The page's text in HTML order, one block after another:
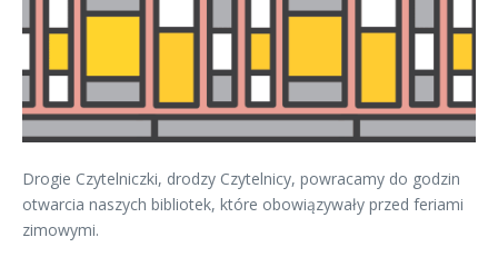
Drogie Czytelniczki, drodzy Czytelnicy, powracamy do godzin
otwarcia naszych bibliotek, które obowiązywały przed feriami
zimowymi.